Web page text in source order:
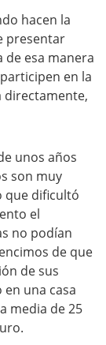
hacen la
presentar
esa manera
en la
directamente,
unos años
son muy
que dificultó
el
no podían
de que
de sus
una casa
media de 25